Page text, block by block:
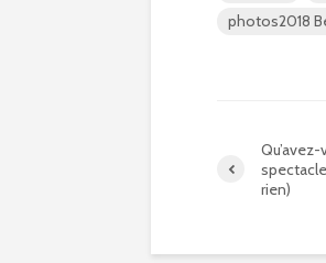
photos2018
rien)